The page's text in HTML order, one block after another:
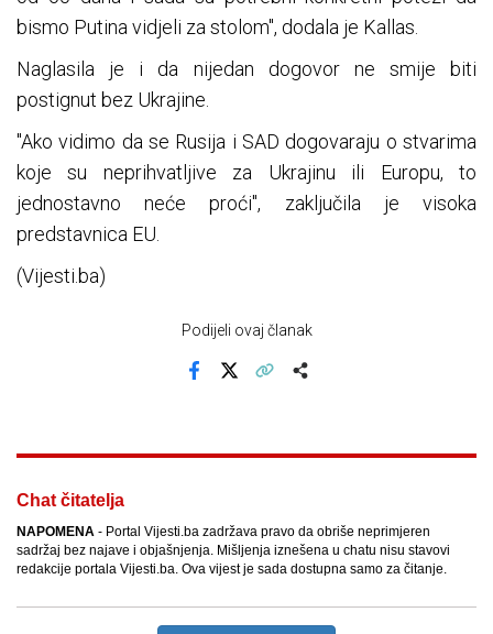
bismo Putina vidjeli za stolom", dodala je Kallas.
Naglasila je i da nijedan dogovor ne smije biti
postignut bez Ukrajine.
"Ako vidimo da se Rusija i SAD dogovaraju o stvarima
koje su neprihvatljive za Ukrajinu ili Europu, to
jednostavno neće proći", zaključila je visoka
predstavnica EU.
(Vijesti.ba)
Podijeli ovaj članak
Chat čitatelja
NAPOMENA - Portal Vijesti.ba zadržava pravo da obriše neprimjeren
sadržaj bez najave i objašnjenja. Mišljenja iznešena u chatu nisu stavovi
redakcije portala Vijesti.ba. Ova vijest je sada dostupna samo za čitanje.